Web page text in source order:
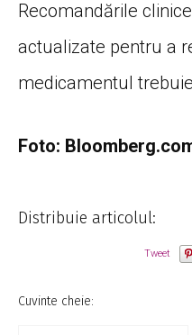
Recomandările
actualizate pentru a
medicamentul
Foto:
Distribuie articolul:
Tweet
Cuvinte cheie: